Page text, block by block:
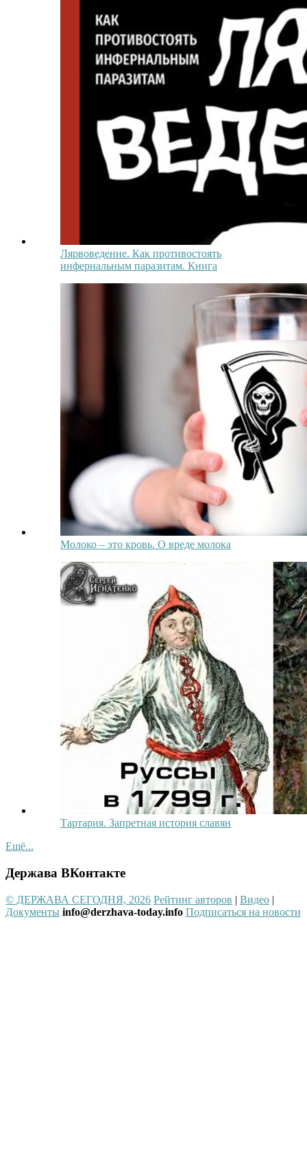
Лярвоведение. Как противостоять
инфернальным паразитам. Книга
Молоко – это кровь. О вреде молока
Тартария. Запретная история славян
Ещё...
Держава ВКонтакте
© ДЕРЖАВА СЕГОДНЯ, 2026 Рейтинг авторов | Видео |
Документы info@derzhava-today.info Подписаться на новости